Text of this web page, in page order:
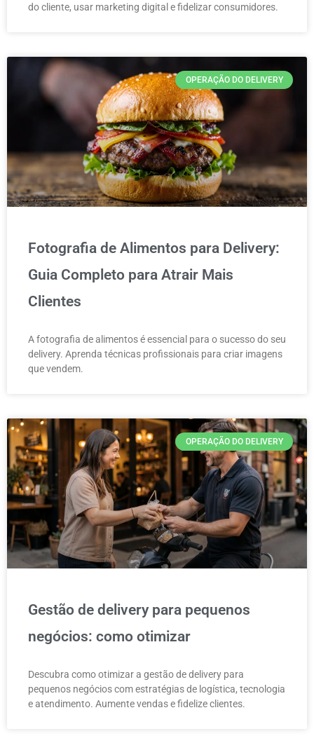
do cliente, usar marketing digital e fidelizar consumidores.
OPERAÇÃO DO DELIVERY
Fotografia de Alimentos para Delivery:
Guia Completo para Atrair Mais
Clientes
A fotografia de alimentos é essencial para o sucesso do seu
delivery. Aprenda técnicas profissionais para criar imagens
que vendem.
OPERAÇÃO DO DELIVERY
Gestão de delivery para pequenos
negócios: como otimizar
Descubra como otimizar a gestão de delivery para
pequenos negócios com estratégias de logística, tecnologia
e atendimento. Aumente vendas e fidelize clientes.